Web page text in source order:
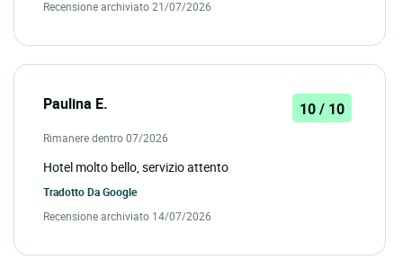
Recensione archiviato 21/07/2026
Paulina E. 10 / 10
Rimanere dentro 07/2026
Hotel molto bello, servizio attento
Tradotto DaGoogle
Recensione archiviato 14/07/2026